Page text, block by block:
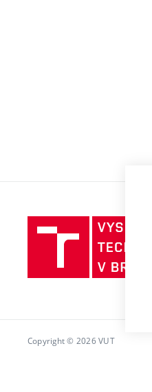
Copyright © 2026 VUT